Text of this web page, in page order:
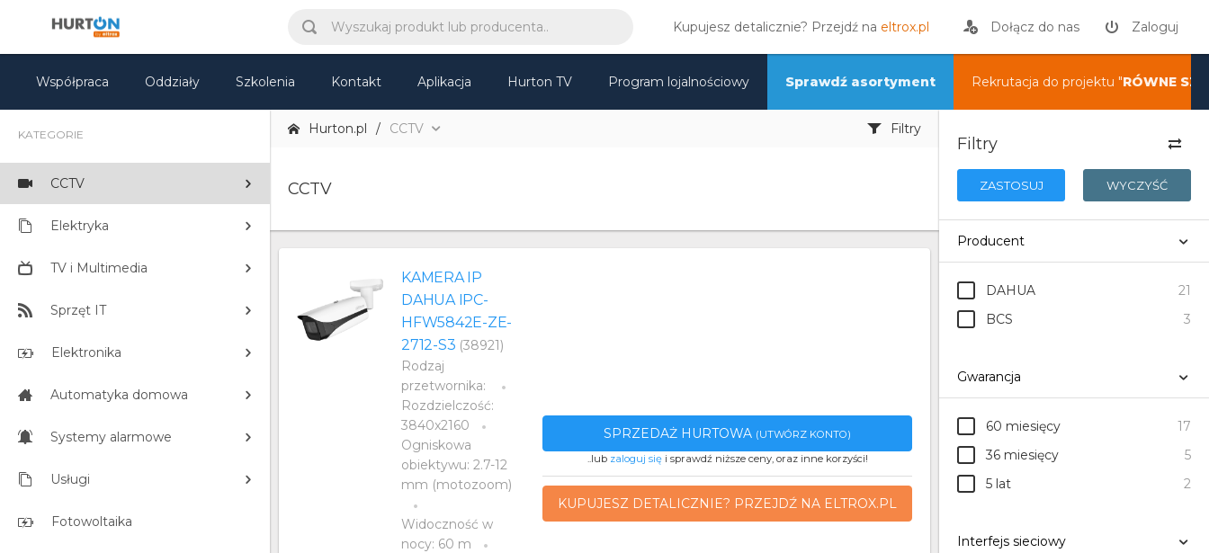
Kupujesz detalicznie? Przejdź na eltrox.pl Dołącz do nas Zaloguj
Współpraca Oddziały Szkolenia Kontakt Aplikacja Hurton TV Program lojalnościowy Sprawdź asortyment Rekrutacja do projektu "RÓWNE
KATEGORIE
CCTV
Elektryka
TV i Multimedia
Sprzęt IT
Elektronika
Automatyka domowa
Systemy alarmowe
Usługi
Fotowoltaika
Hurton.pl CCTV Filtry
CCTV
KAMERA IP
DAHUA IPC-
HFW5842E-ZE-
2712-S3 (38921)
Rodzaj
przetwornika:
Rozdzielczość:
3840x2160
Ogniskowa
obiektywu: 2.7-12
mm (motozoom)
Widoczność w
nocy: 60 m
SPRZEDAŻ HURTOWA (UTWÓRZ KONTO)
..lub zaloguj sięi sprawdź niższe ceny, oraz inne korzyści!
KUPUJESZ DETALICZNIE? PRZEJDŹ NA ELTROX.PL
Filtry
ZASTOSUJ WYCZYŚĆ
Producent
DAHUA
21
BCS
3
Gwarancja
60 miesięcy
17
36 miesięcy
5
5 lat
2
Interfejs sieciowy